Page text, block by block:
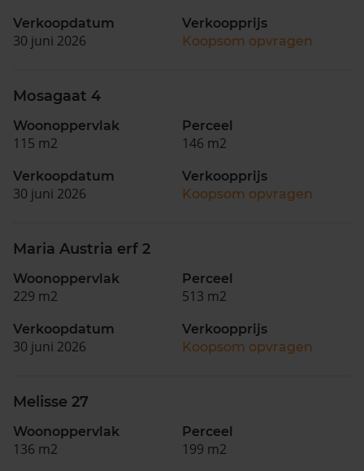
Verkoopdatum
30 juni 2026
Verkoopprijs
Koopsom opvragen
Mosagaat 4
Woonoppervlak
115 m2
Perceel
146 m2
Verkoopdatum
30 juni 2026
Verkoopprijs
Koopsom opvragen
Maria Austria erf 2
Woonoppervlak
229 m2
Perceel
513 m2
Verkoopdatum
30 juni 2026
Verkoopprijs
Koopsom opvragen
Melisse 27
Woonoppervlak
136 m2
Perceel
199 m2